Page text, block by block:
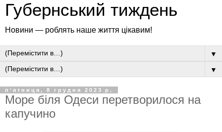
Губернський тиждень
Новини — роблять наше життя цікавим!
▼
▼
пʼятниця, 8 грудня 2023 р.
Море біля Одеси перетворилося на
капучино